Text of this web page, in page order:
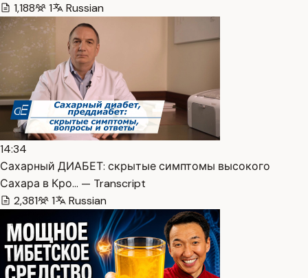
1,188
1 Russian
14:34
Сахарный ДИАБЕТ: скрытые симптомы высокого
Сахара в Кро… — Transcript
2,381
1 Russian